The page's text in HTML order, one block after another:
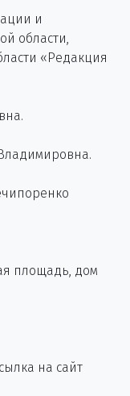
и
области,
«Редакция
площадь, дом
на сайт